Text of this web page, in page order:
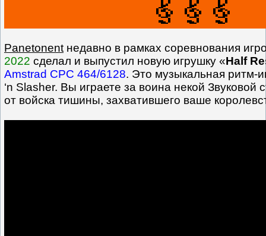
Panetonentнедавно в рамках соревнования
2022 сделал и выпустил новую игрушку «Half
Amstrad CPC 464/6128. Это музыкальная ритм-
‘n Slasher. Вы играете за воина некой Звуковой
от войска тишины, захватившего ваше